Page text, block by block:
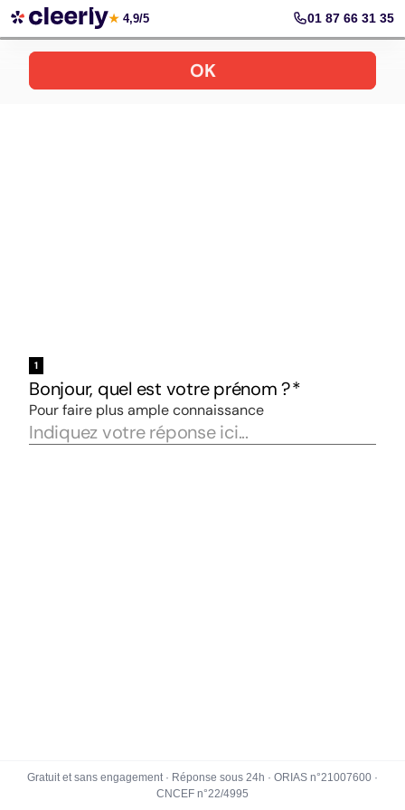
Votre simulation gratuite et personnalisée
★ 4,9/5 01 87 66 31 35
Gratuit et sans engagement · Réponse sous 24h · ORIAS n°21007600 ·
CNCEF n°22/4995